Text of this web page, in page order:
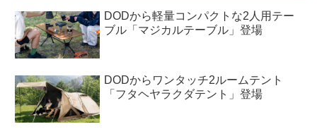
DODから軽量コンパクトな2人用テー
ブル「マジカルテーブル」登場
DODからワンタッチ2ルームテント
「フタヘヤラクダテント」登場